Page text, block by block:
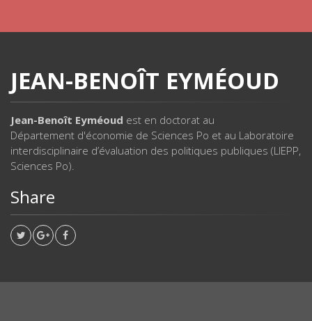
JEAN-BENOÎT EYMÉOUD
Jean-Benoît Eyméoud est en doctorat au
Département d'économie de Sciences Po et au Laboratoire
interdisciplinaire d’évaluation des politiques publiques (LIEPP,
Sciences Po).
Share